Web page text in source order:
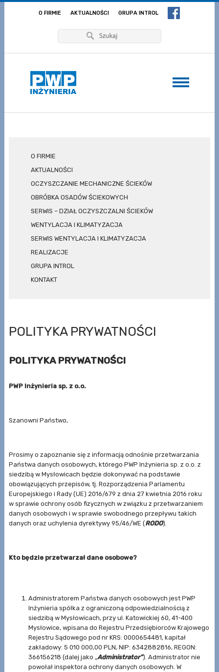
O FIRMIE AKTUALNOŚCI GRUPA INTROL
O FIRMIE
AKTUALNOŚCI
OCZYSZCZANIE MECHANICZNE ŚCIEKÓW
OBRÓBKA OSADÓW ŚCIEKOWYCH
SERWIS – DZIAŁ OCZYSZCZALNI ŚCIEKÓW
WENTYLACJA I KLIMATYZACJA
SERWIS WENTYLACJA I KLIMATYZACJA
REALIZACJE
GRUPA INTROL
KONTAKT
POLITYKA PRYWATNOŚCI
POLITYKA PRYWATNOŚCI
PWP Inżynieria sp. z o.o.
Szanowni Państwo,
Prosimy o zapoznanie się z informacją odnośnie przetwarzania
Państwa danych osobowych, którego PWP Inżynieria sp. z o.o. z
siedzibą w Mysłowicach będzie dokonywać na podstawie
obowiązujących przepisów, tj. Rozporządzenia Parlamentu
Europejskiego i Rady (UE) 2016/679 z dnia 27 kwietnia 2016 roku
w sprawie ochrony osób fizycznych w związku z przetwarzaniem
danych osobowych i w sprawie swobodnego przepływu takich
danych oraz uchylenia dyrektywy 95/46/WE (RODO).
Kto będzie przetwarzał dane osobowe?
Administratorem Państwa danych osobowych jest PWP
Inżynieria spółka z ograniczoną odpowiedzialnością z
siedzibą w Mysłowicach, przy ul. Katowickiej 60, 41-400
Mysłowice, wpisana do Rejestru Przedsiębiorców Krajowego
Rejestru Sądowego pod nr KRS: 0000654481, kapitał
zakładowy: 5 010 000,00 PLN, NIP: 6342882816, REGON:
366156218 (dalej jako „Administrator”). Administrator nie
powołał inspektora ochrony danych osobowych. W